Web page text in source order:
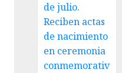
de julio.
Reciben actas
de nacimiento
en ceremonia
conmemorativ